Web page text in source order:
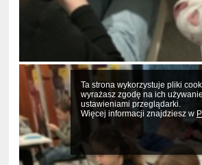
Ta strona wykorzystuje pliki
wyrażasz zgodę na ich
ustawieniami przeglądarki.
Więcej informacji znajdziesz w